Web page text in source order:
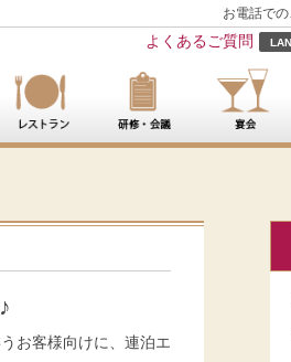
お電話で
よくあるご質問
お客様向けに、連泊エ